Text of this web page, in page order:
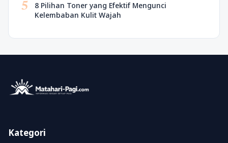
5
8 Pilihan Toner yang Efektif Mengunci
Kelembaban Kulit Wajah
Kategori